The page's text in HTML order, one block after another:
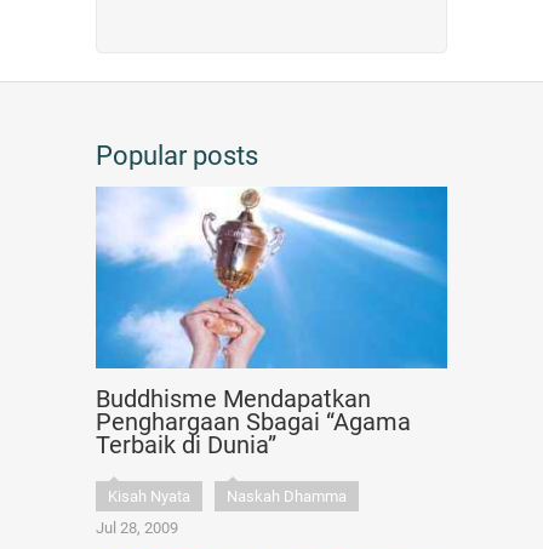
Popular posts
Buddhisme Mendapatkan
Penghargaan Sbagai “Agama
Terbaik di Dunia”
Kisah Nyata
Naskah Dhamma
Jul 28, 2009